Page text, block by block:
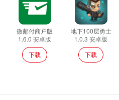
微邮付商户版
1.6.0 安卓版
下载
地下100层勇士
1.0.3 安卓版
下载